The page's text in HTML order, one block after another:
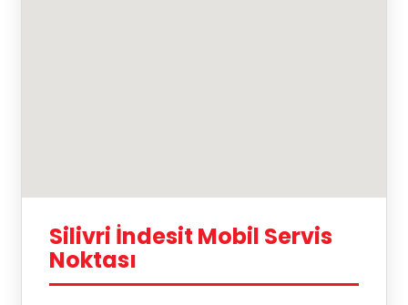
Silivri İndesit Mobil Servis
Noktası